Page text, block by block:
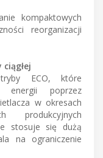
kompaktowych
reorganizacji
ECO, które
energii poprzez
w okresach
produkcyjnych
stosuje się dużą
na ograniczenie